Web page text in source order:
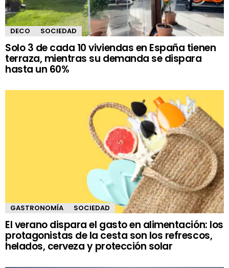
DECO SOCIEDAD
Solo 3 de cada 10 viviendas en España tienen
terraza, mientras su demanda se dispara
hasta un 60%
GASTRONOMÍA SOCIEDAD
El verano dispara el gasto en alimentación: los
protagonistas de la cesta son los refrescos,
helados, cerveza y protección solar